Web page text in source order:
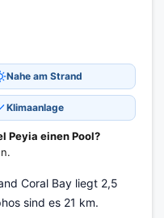
Nahe am Strand
Klimaanlage
Peyia einen Pool?
Coral Bay liegt 2,5
sind es 21 km.